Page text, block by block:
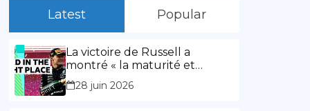
Latest Popular
La victoire de Russell a
montré « la maturité et
l’expérience » Vidéo,
00:02:03La victoire de Russell
28 juin 2026